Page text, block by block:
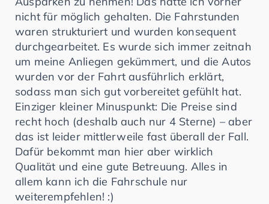
nicht für möglich gehalten. Die Fahrstunden
waren strukturiert und wurden konsequent
durchgearbeitet. Es wurde sich immer zeitnah
um meine Anliegen gekümmert, und die Autos
wurden vor der Fahrt ausführlich erklärt,
sodass man sich gut vorbereitet gefühlt hat.
Einziger kleiner Minuspunkt: Die Preise sind
recht hoch (deshalb auch nur 4 Sterne) – aber
das ist leider mittlerweile fast überall der Fall.
Dafür bekommt man hier aber wirklich
Qualität und eine gute Betreuung. Alles in
allem kann ich die Fahrschule nur
weiterempfehlen! :)